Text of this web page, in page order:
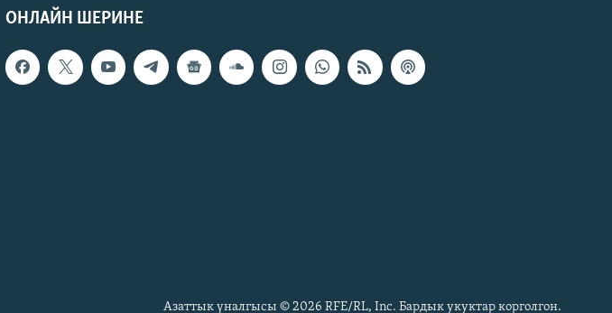
ОНЛАЙН ШЕРИНЕ
Азаттык үналгысы © 2026 RFE/RL, Inc. Бардык укуктар корголгон.